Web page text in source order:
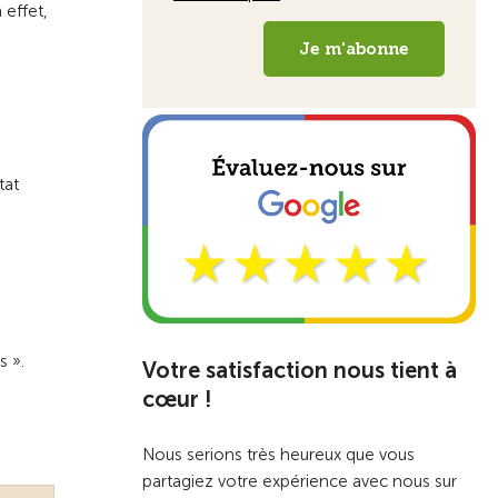
effet,
».
Votre satisfaction nous tient à
cœur !
Nous serions très heureux que vous
partagiez votre expérience avec nous sur